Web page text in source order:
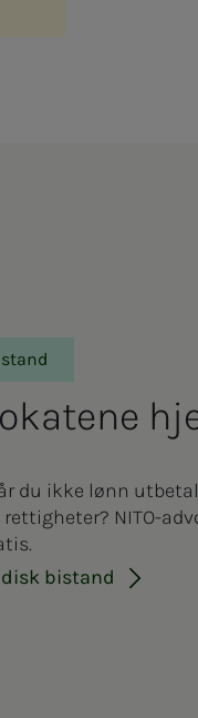
du ikke lønn
NITO-
bistand